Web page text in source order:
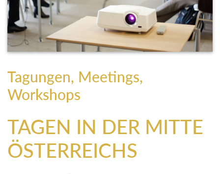
Tagungen, Meetings,
Workshops
TAGEN IN DER MITTE
ÖSTERREICHS